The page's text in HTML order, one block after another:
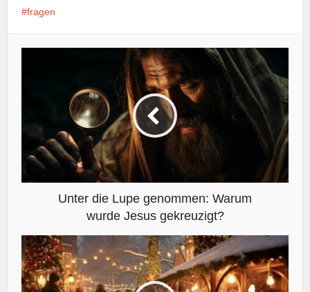
fragen
Unter die Lupe genommen: Warum
wurde Jesus gekreuzigt?